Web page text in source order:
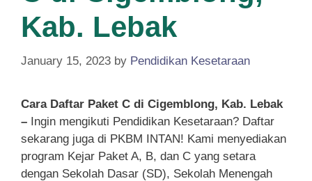
Kab. Lebak
January 15, 2023 by Pendidikan Kesetaraan
Cara Daftar Paket C di Cigemblong, Kab. Lebak
– Ingin mengikuti Pendidikan Kesetaraan? Daftar
sekarang juga di PKBM INTAN! Kami menyediakan
program Kejar Paket A, B, dan C yang setara
dengan Sekolah Dasar (SD), Sekolah Menengah